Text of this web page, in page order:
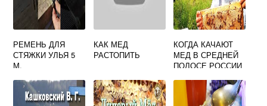
РЕМЕНЬ ДЛЯ
СТЯЖКИ УЛЬЯ 5
М.
КАК МЕД
РАСТОПИТЬ
КОГДА КАЧАЮТ
МЕД В СРЕДНЕЙ
ПОЛОСЕ РОССИИ